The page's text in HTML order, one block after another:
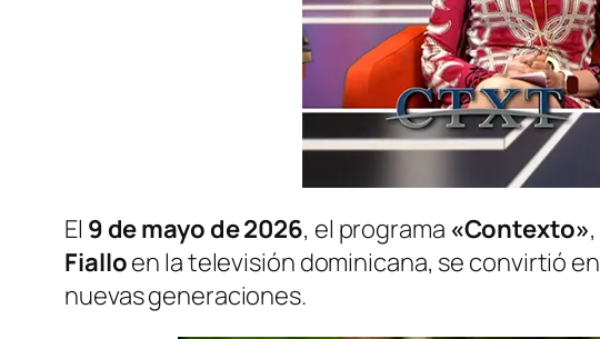
El 9 de mayo de 2026, el programa «Contexto»
Fialloen la televisión dominicana, se convirtió
nuevas generaciones.